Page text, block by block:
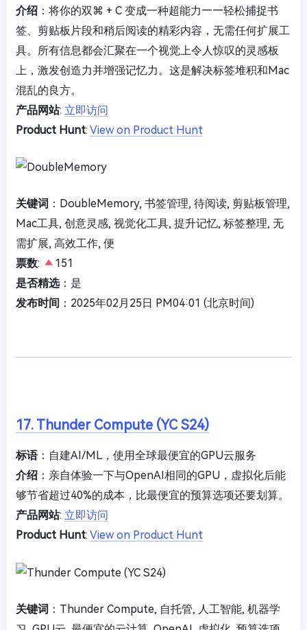
介绍 ：将你的双⌘ + C 变成一种超能力——轻松捕捉书
签、剪贴板片段和稍后阅读的精彩内容，无需任何扩展工
具。所有信息都会汇聚在一个视觉上令人惊叹的灵感板
上，激发创造力并增强记忆力。这是解决标签堆积和Mac
混乱的良方。
产品网站: 立即访问
Product Hunt: View on Product Hunt
关键词 ：DoubleMemory, 书签管理, 待阅读, 剪贴板管理,
Mac工具, 创意灵感, 视觉化工具, 提升记忆, 标签整理, 无
需扩展, 高效工作, 便
票数:
151
是否精选：是
发布时间 ：2025年02月25日 PM04:01 (北京时间)
17. Thunder Compute (YC S24)
标语：自建AI/ML，使用全球最便宜的GPU云服务
介绍 ：亲自体验一下与OpenAI相同的GPU，虚拟化后能
够节省超过40%的成本，比最便宜的预算选项还要划算。
产品网站: 立即访问
Product Hunt: View on Product Hunt
关键词 ：Thunder Compute, 自托管, 人工智能, 机器学